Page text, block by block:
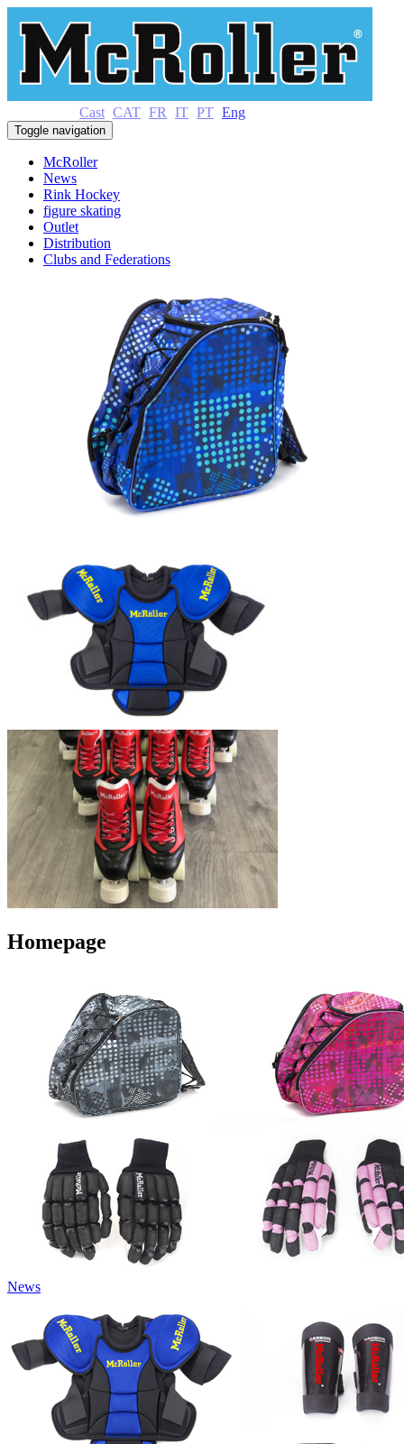
Cast CAT FR IT PT Eng
Toggle navigation
McRoller
News
Rink Hockey
figure skating
Outlet
Distribution
Clubs and Federations
Homepage
News